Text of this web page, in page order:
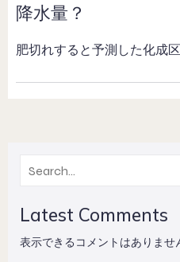
降水量？
肥切れすると予測した化成
Latest Comments
表示できるコメントはありませ